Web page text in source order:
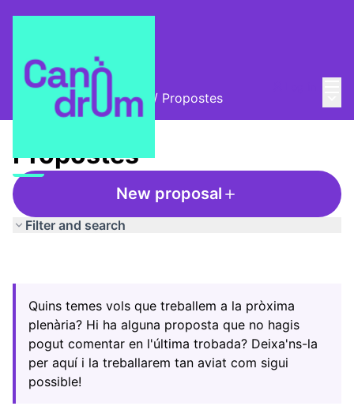
Trobades i assemblees / Propostes
Propostes
New proposal
Filter and search
Quins temes vols que treballem a la pròxima
plenària? Hi ha alguna proposta que no hagis
pogut comentar en l'última trobada? Deixa'ns-la
per aquí i la treballarem tan aviat com sigui
possible!